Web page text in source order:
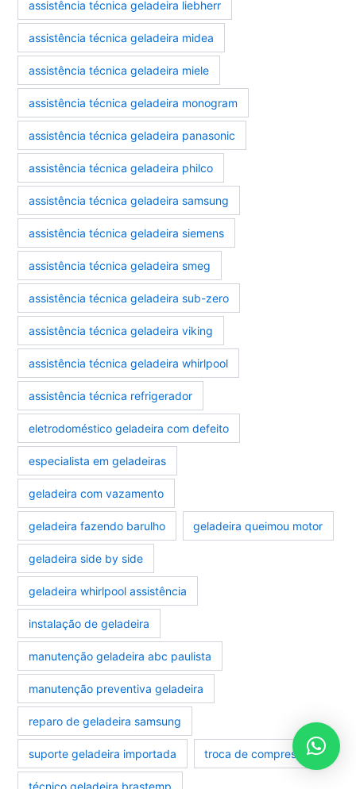
assistência técnica geladeira liebherr
assistência técnica geladeira midea
assistência técnica geladeira miele
assistência técnica geladeira monogram
assistência técnica geladeira panasonic
assistência técnica geladeira philco
assistência técnica geladeira samsung
assistência técnica geladeira siemens
assistência técnica geladeira smeg
assistência técnica geladeira sub-zero
assistência técnica geladeira viking
assistência técnica geladeira whirlpool
assistência técnica refrigerador
eletrodoméstico geladeira com defeito
especialista em geladeiras
geladeira com vazamento
geladeira fazendo barulho geladeira queimou motor
geladeira side by side
geladeira whirlpool assistência
instalação de geladeira
manutenção geladeira abc paulista
manutenção preventiva geladeira
reparo de geladeira samsung
suporte geladeira importada troca de compressor